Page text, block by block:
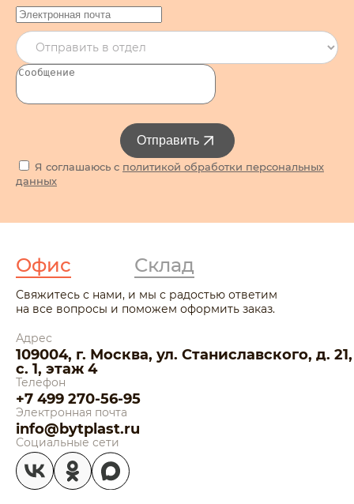
Я соглашаюсь с политикой обработки персональных
данных
Отправить
Офис Склад
Свяжитесь с нами, и мы с радостью ответим
на все вопросы и поможем оформить заказ.
Адрес
109004, г. Москва, ул. Станиславского, д. 21,
с. 1, этаж 4
Телефон
+7 499 270-56-95
Электронная почта
info@bytplast.ru
Социальные сети